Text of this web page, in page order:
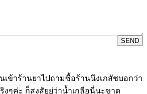
SEND
เข้าร้านยาไปถามซื้อร้านนึงเภสัชบอกว่า
ๆค่ะ ก็สงสัยยู่ว่าน้ำเกลือนี่นะขาด